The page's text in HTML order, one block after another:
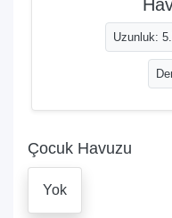
Uzunluk:
Çocuk Havuzu
Yok